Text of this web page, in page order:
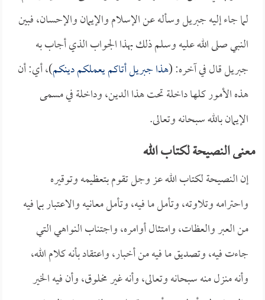
لما جاء إليه جبريل وسأله عن الإسلام والإيمان والإحسان، فبين
النبي صلى الله عليه وسلم ذلك بهذا الجواب الذي أجاب به
جبريل قال في آخره: (هذا جبريل أتاكم يعملكم دينكم)، أي: أن
هذه الأمور كلها داخلة تحت هذا الدين، وداخلة في مسمى
الإيمان بالله سبحانه وتعالى.
معنى النصيحة لكتاب الله
إن النصيحة لكتاب الله عز وجل تقوم بتعظيمه وتوقيره
واحترامه وتلاوته، وتأمل ما فيه، وتأمل معانيه والاعتبار بما فيه
من العبر والعظات، وامتثال أوامره، واجتناب النواهي التي
جاءت فيه، وتصديق ما فيه من أخبار، واعتقاد بأنه كلام الله،
وأنه منزل منه سبحانه وتعالى، وأنه غير مخلوق، وأن فيه الخير